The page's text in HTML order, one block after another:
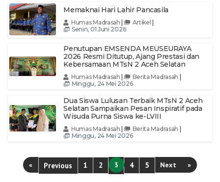
Memaknai Hari Lahir Pancasila
Humas Madrasah Artikel
Senin, 01 Juni 2026
Penutupan EMSENDA MEUSEURAYA
2026 Resmi Ditutup, Ajang Prestasi dan
Kebersamaan MTsN 2 Aceh Selatan
Humas Madrasah Berita Madrasah
Minggu, 24 Mei 2026
Dua Siswa Lulusan Terbaik MTsN 2 Aceh
Selatan Sampaikan Pesan Inspiratif pada
Wisuda Purna Siswa ke-LVIII
Humas Madrasah Berita Madrasah
Minggu, 24 Mei 2026
« Previous 1 2 3 4 5 Next »